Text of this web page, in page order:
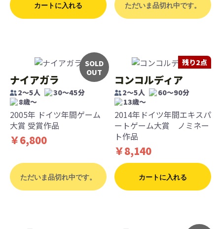
カートに入れる ただいま品切れ中です。
SOLD
OUT
ナイアガラ
2～5人
30～45分
8歳〜
2005年 ドイツ年間ゲーム
大賞 受賞作品
￥6,800
ただいま品切れ中です。
残り2点
コンコルディア
2～5人
60～90分
13歳〜
2014年ドイツ年間エキスパ
ートゲーム大賞 ノミネー
ト作品
￥8,140
カートに入れる